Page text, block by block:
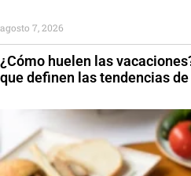
¿Cómo huelen las
que definen las tendencias
agosto 7, 2026